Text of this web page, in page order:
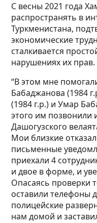
С весны 2021 года
распространять в
Туркменистана,
экономические
сталкивается
нарушениях их прав.
“В этом мне
Бабаджанова (1984
(1984 г.р.) и Умар
этого им позвонили
Дашогузского
Мои близкие
письменные
приехали 4
и двое в форме, и
Опасаясь проверки
оставили телефоны
полицейские
нам домой и